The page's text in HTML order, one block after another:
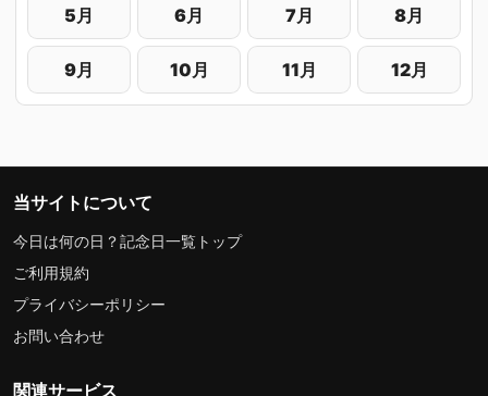
5月 6月 7月 8月
9月 10月 11月 12月
当サイトについて
今日は何の日？記念日一覧トップ
ご利用規約
プライバシーポリシー
お問い合わせ
関連サービス